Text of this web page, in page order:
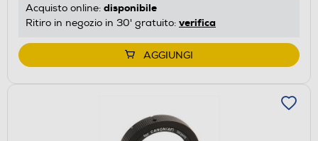
Acquisto online: disponibile
Ritiro in negozio in 30' gratuito: verifica
AGGIUNGI